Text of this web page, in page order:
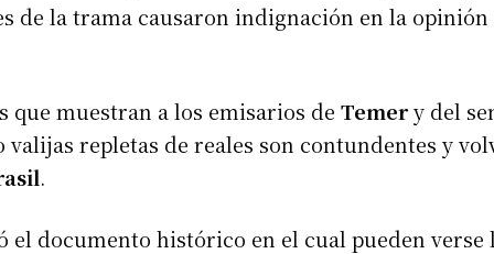
de la trama causaron indignación en la
que muestran a los emisarios de Temery del
repletas de reales son contundentes y
.
documento histórico en el cual pueden verse